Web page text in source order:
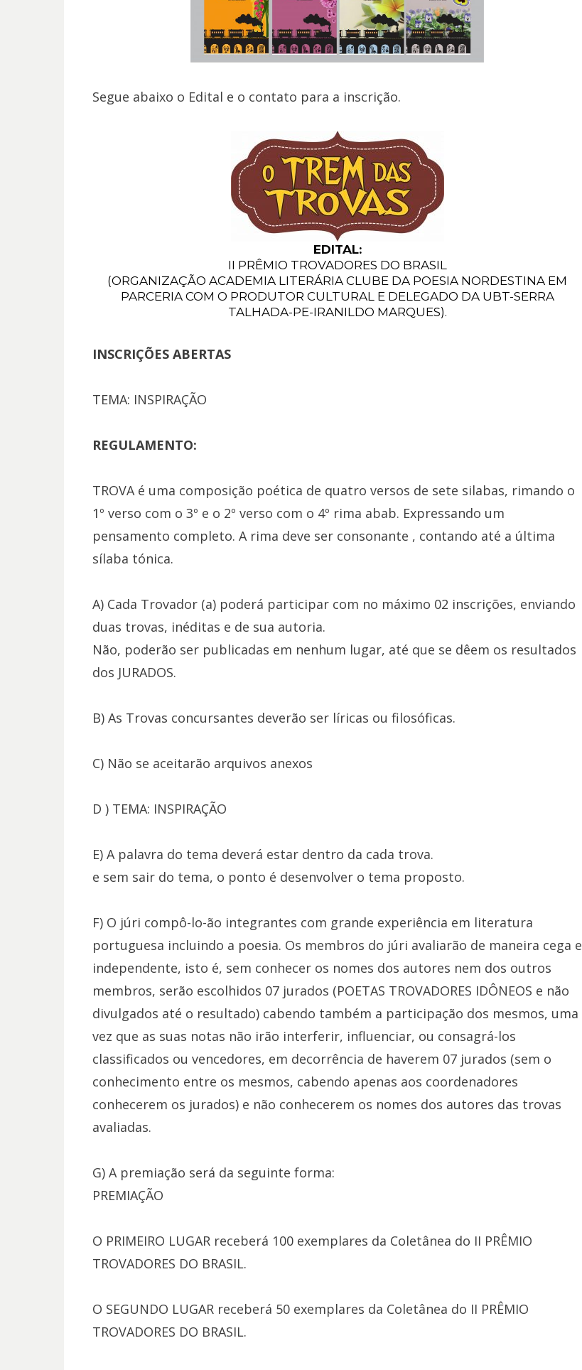
Segue abaixo o Edital e o contato para a inscrição.
EDITAL:
II PRÊMIO TROVADORES DO BRASIL
(ORGANIZAÇÃO ACADEMIA LITERÁRIA CLUBE DA POESIA NORDESTINA EM
PARCERIA COM O PRODUTOR CULTURAL E DELEGADO DA UBT-SERRA
TALHADA-PE-IRANILDO MARQUES).
INSCRIÇÕES ABERTAS
TEMA: INSPIRAÇÃO
REGULAMENTO:
TROVA é uma composição poética de quatro versos de sete silabas, rimando o
1º verso com o 3º e o 2º verso com o 4º rima abab. Expressando um
pensamento completo. A rima deve ser consonante , contando até a última
sílaba tónica.
A) Cada Trovador (a) poderá participar com no máximo 02 inscrições, enviando
duas trovas, inéditas e de sua autoria.
Não, poderão ser publicadas em nenhum lugar, até que se dêem os resultados
dos JURADOS.
B) As Trovas concursantes deverão ser líricas ou filosóficas.
C) Não se aceitarão arquivos anexos
D ) TEMA: INSPIRAÇÃO
E) A palavra do tema deverá estar dentro da cada trova.
e sem sair do tema, o ponto é desenvolver o tema proposto.
F) O júri compô-lo-ão integrantes com grande experiência em literatura
portuguesa incluindo a poesia. Os membros do júri avaliarão de maneira cega e
independente, isto é, sem conhecer os nomes dos autores nem dos outros
membros, serão escolhidos 07 jurados (POETAS TROVADORES IDÔNEOS e não
divulgados até o resultado) cabendo também a participação dos mesmos, uma
vez que as suas notas não irão interferir, influenciar, ou consagrá-los
classificados ou vencedores, em decorrência de haverem 07 jurados (sem o
conhecimento entre os mesmos, cabendo apenas aos coordenadores
conhecerem os jurados) e não conhecerem os nomes dos autores das trovas
avaliadas.
G) A premiação será da seguinte forma:
PREMIAÇÃO
O PRIMEIRO LUGAR receberá 100 exemplares da Coletânea do II PRÊMIO
TROVADORES DO BRASIL.
O SEGUNDO LUGAR receberá 50 exemplares da Coletânea do II PRÊMIO
TROVADORES DO BRASIL.